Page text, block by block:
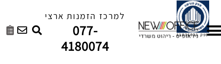
למרכז הזמנות ארצי
077-